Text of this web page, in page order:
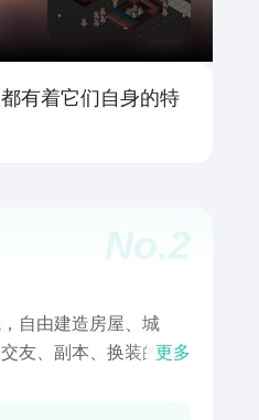
有着它们自身的特
No.2
自由建造房屋、城
友、副本、换装的高
更多